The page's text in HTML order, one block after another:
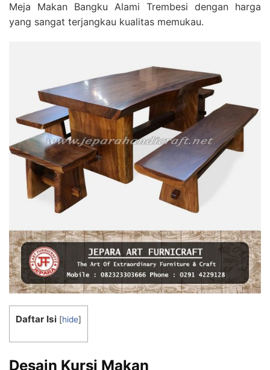
Meja Makan Bangku Alami Trembesi dengan harga
yang sangat terjangkau kualitas memukau.
Daftar Isi [hide]
Desain Kursi Makan